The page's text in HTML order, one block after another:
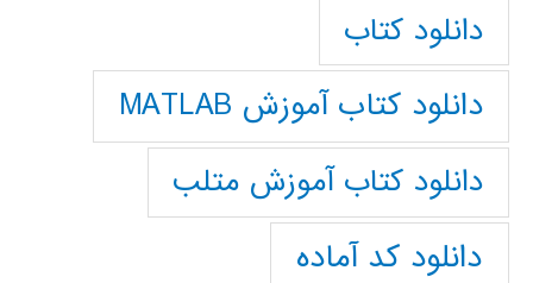
دانلود کتاب
دانلود کتاب آموزش MATLAB
دانلود کتاب آموزش متلب
دانلود کد آماده